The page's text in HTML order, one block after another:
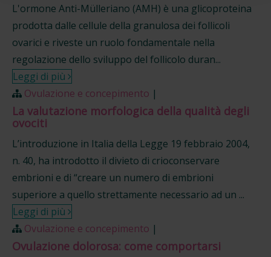
L'ormone Anti-Mülleriano (AMH) è una glicoproteina
prodotta dalle cellule della granulosa dei follicoli
ovarici e riveste un ruolo fondamentale nella
regolazione dello sviluppo del follicolo duran...
Leggi di più
Ovulazione e concepimento |
La valutazione morfologica della qualità degli
ovociti
L’introduzione in Italia della Legge 19 febbraio 2004,
n. 40, ha introdotto il divieto di crioconservare
embrioni e di “creare un numero di embrioni
superiore a quello strettamente necessario ad un ...
Leggi di più
Ovulazione e concepimento |
Ovulazione dolorosa: come comportarsi